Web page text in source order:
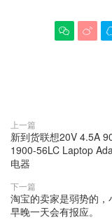
 
上一篇
新到货联想20V 4.5A
1900-56LC Laptop
电器
下一篇
淘宝的卖家是弱势的
早晚一天会有报应。